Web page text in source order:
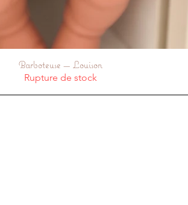
Aperçu rapide
Barboteuse — Louison
Rupture de stock